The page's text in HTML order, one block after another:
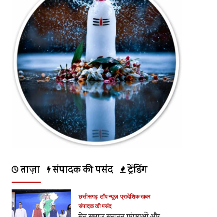
ताज़ा संपादक की पसंद ट्रेंडिंग
छत्तीसगढ़ टॉप न्यूज़ प्रादेशिक खबर
संपादक की पसंद